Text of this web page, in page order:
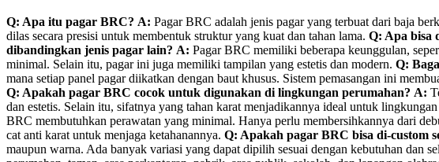
Q: Apa itu pagar BRC? A: Pagar BRC adalah jenis pagar yang terbuat dari baja
dilas secara presisi untuk membentuk struktur yang kuat dan tahan lama. Q: Apa bisa
dibandingkan jenis pagar lain? A: Pagar BRC memiliki beberapa keunggulan,
minimal. Selain itu, pagar ini juga memiliki tampilan yang estetis dan modern. Q:
mana setiap panel pagar diikatkan dengan baut khusus. Sistem pemasangan ini
Q: Apakah pagar BRC cocok untuk digunakan di lingkungan perumahan? A:
dan estetis. Selain itu, sifatnya yang tahan karat menjadikannya ideal untuk
BRC membutuhkan perawatan yang minimal. Hanya perlu membersihkannya dari
cat anti karat untuk menjaga ketahanannya. Q: Apakah pagar BRC bisa di-custom
maupun warna. Ada banyak variasi yang dapat dipilih sesuai dengan kebutuhan dan